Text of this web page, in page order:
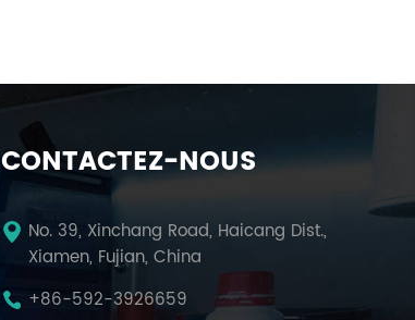
CONTACTEZ-NOUS
No. 39, Xinchang Road, Haicang Dist.,
Xiamen, Fujian, China
+86-592-3926659